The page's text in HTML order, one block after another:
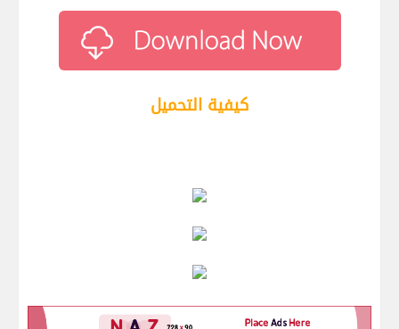
كيفية التحميل